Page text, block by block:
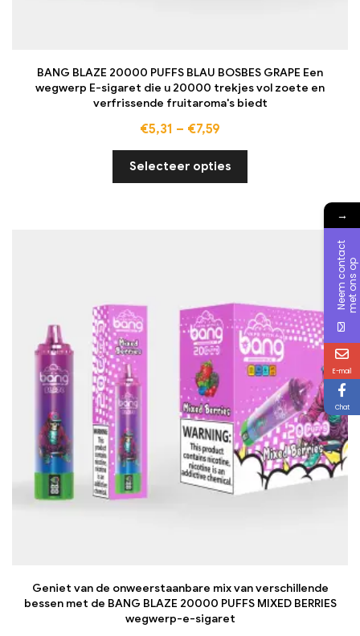
BANG BLAZE 20000 PUFFS BLAU BOSBES GRAPE Een
wegwerp E-sigaret die u 20000 trekjes vol zoete en
verfrissende fruitaroma's biedt
€5,31 – €7,59
Selecteer opties
Geniet van de onweerstaanbare mix van verschillende
bessen met de BANG BLAZE 20000 PUFFS MIXED BERRIES
wegwerp-e-sigaret
→
N
e
e
m
c
o
nt
a
c
t
m
e
t
o
n
s
op
E-mail
Chat